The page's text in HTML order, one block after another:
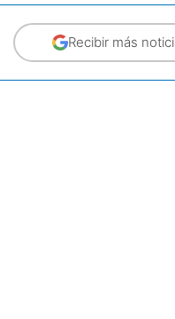
Recibir más